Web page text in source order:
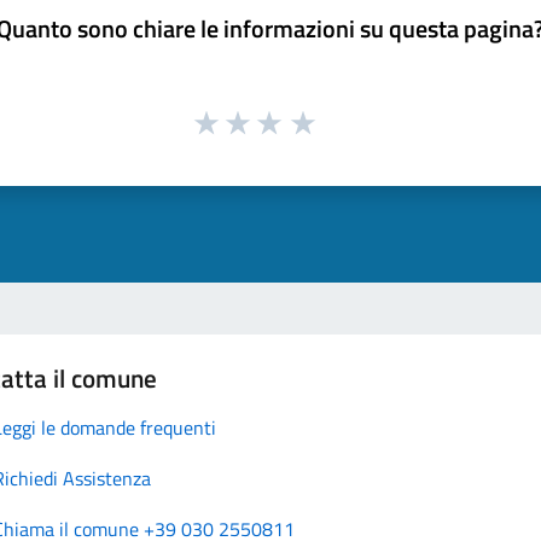
sono chiare le informazioni su questa
il comune
le domande frequenti
Assistenza
il comune +39 030 2550811